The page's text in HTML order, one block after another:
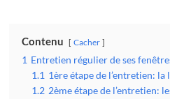
Contenu Cacher
1 Entretien régulier de ses
1.1 1ère étape de l’entretien:
1.2 2ème étape de l’entretien: